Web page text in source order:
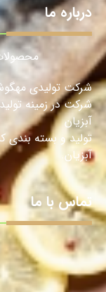
درباره ما
شرکت تولیدی
شرکت در زمینه
آبزیان
تولید و بسته
آبزیان.
تماس با ما